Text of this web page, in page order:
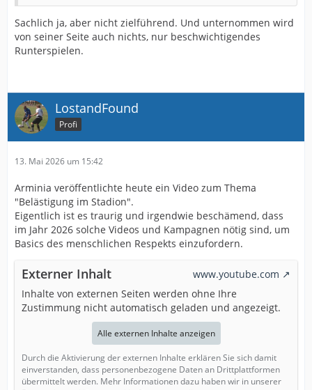
Sachlich ja, aber nicht zielführend. Und unternommen wird
von seiner Seite auch nichts, nur beschwichtigendes
Runterspielen.
LostandFound
Profi
13. Mai 2026 um 15:42
Arminia veröffentlichte heute ein Video zum Thema
"Belästigung im Stadion".
Eigentlich ist es traurig und irgendwie beschämend, dass
im Jahr 2026 solche Videos und Kampagnen nötig sind, um
Basics des menschlichen Respekts einzufordern.
Externer Inhalt
www.youtube.com
Inhalte von externen Seiten werden ohne Ihre
Zustimmung nicht automatisch geladen und angezeigt.
Alle externen Inhalte anzeigen
Durch die Aktivierung der externen Inhalte erklären Sie sich damit
einverstanden, dass personenbezogene Daten an Drittplattformen
übermittelt werden. Mehr Informationen dazu haben wir in unserer